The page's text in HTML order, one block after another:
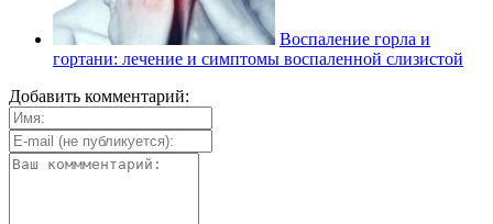
Воспаление горла и
гортани: лечение и симптомы воспаленной слизистой
Добавить комментарий: